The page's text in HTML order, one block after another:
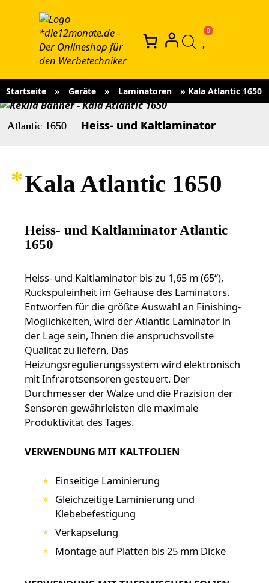
Startseite » Geräte » Laminatoren » Kala Atlantic 1650
Atlantic 1650 Heiss- und Kaltlaminator
Kala Atlantic 1650
Heiss- und Kaltlaminator Atlantic
1650
Heiss- und Kaltlaminator bis zu 1,65 m (65“),
Rückspuleinheit im Gehäuse des Laminators.
Entworfen für die größte Auswahl an Finishing-
Möglichkeiten, wird der Atlantic Laminator in
der Lage sein, Ihnen die anspruchsvollste
Qualität zu liefern. Das
Heizungsregulierungssystem wird elektronisch
mit Infrarotsensoren gesteuert. Der
Durchmesser der Walze und die Präzision der
Sensoren gewährleisten die maximale
Produktivität des Tages.
VERWENDUNG MIT KALTFOLIEN
Einseitige Laminierung
Gleichzeitige Laminierung und
Klebebefestigung
Verkapselung
Montage auf Platten bis 25 mm Dicke